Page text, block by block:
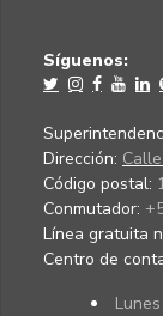
Síguenos:
Dirección:
Código postal:
Conmutador:
Línea gratuita
Centro de